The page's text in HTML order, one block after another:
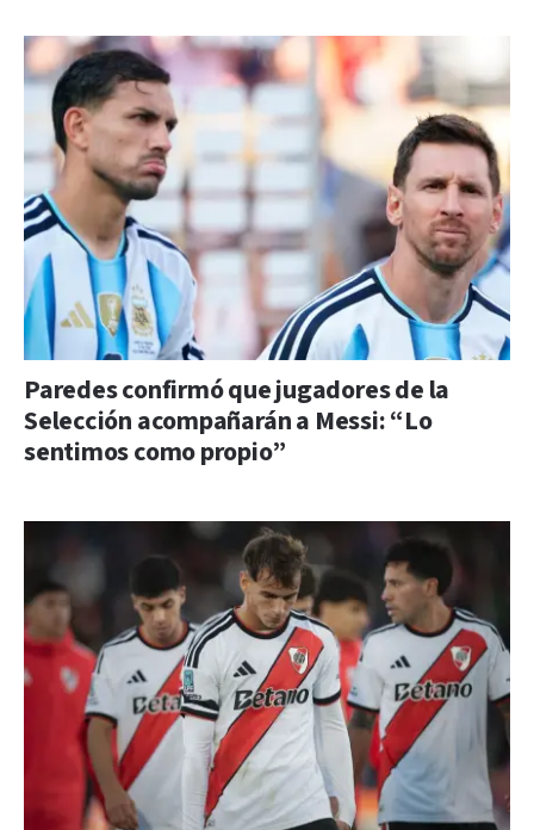
Paredes confirmó que jugadores de la
Selección acompañarán a Messi: “Lo
sentimos como propio”